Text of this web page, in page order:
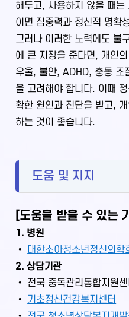
해두고, 사용하지 않을 때
이면 집중력과 정신적 명확
그러나 이러한 노력에도 불
에 큰 지장을 준다면, 개인
우울, 불안, ADHD, 충동 조
을 고려해야 합니다. 이때
확한 원인과 진단을 받고,
하는 것이 좋습니다.
도움 및 지지
[도움을 받을 수 있는
1. 병원
•
대한소아청소년정신의학
2. 상담기관
• 전국 중독관리통합지원
• 기초정신건강복지센터